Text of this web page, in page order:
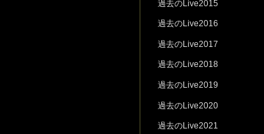
過去のLive2015
過去のLive2016
過去のLive2017
過去のLive2018
過去のLive2019
過去のLive2020
過去のLive2021